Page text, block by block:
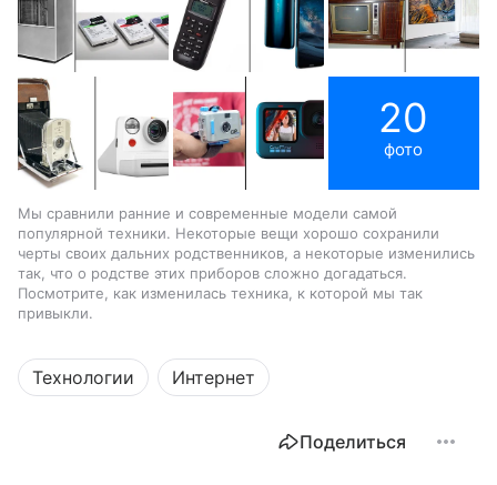
20
фото
Мы сравнили ранние и современные модели самой
популярной техники. Некоторые вещи хорошо сохранили
черты своих дальних родственников, а некоторые изменились
так, что о родстве этих приборов сложно догадаться.
Посмотрите, как изменилась техника, к которой мы так
привыкли.
Технологии Интернет
Поделиться